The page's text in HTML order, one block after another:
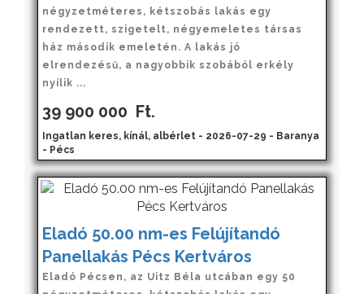
négyzetméteres, kétszobás lakás egy
rendezett, szigetelt, négyemeletes társas
ház második emeletén. A lakás jó
elrendezésű, a nagyobbik szobából erkély
nyílik ...
39 900 000 Ft.
Ingatlan keres, kínál, albérlet - 2026-07-29 - Baranya
- Pécs
Eladó 50.00 nm-es Felújítandó
Panellakás Pécs Kertváros
Eladó Pécsen, az Uitz Béla utcában egy 50